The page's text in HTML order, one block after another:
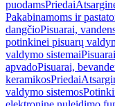
puodamsPriedai
Pakabinamoms ir
dangčioPisuarai,
potinkinei pisuarų
valdymo sistemai
apvadoPisuarai,
keramikosPriedai
valdymo sistemos